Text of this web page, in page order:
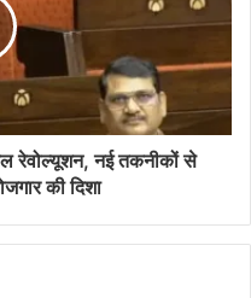
रेवोल्यूशन, नई तकनीकों से
की दिशा